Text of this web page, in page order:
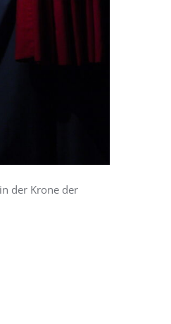
der Krone der